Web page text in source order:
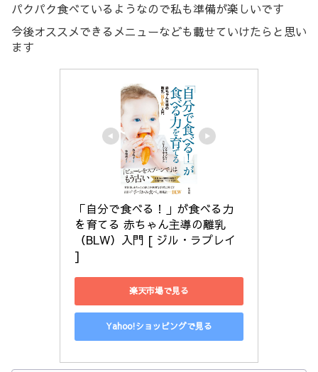
パクパク食べているようなので私も準備が楽しいです
今後オススメできるメニューなども載せていけたらと思い
ます
「自分で食べる！」が食べる力
を育てる 赤ちゃん主導の離乳
（BLW）入門 [ ジル・ラプレイ
]
楽天市場で見る
Yahoo!ショッピングで見る